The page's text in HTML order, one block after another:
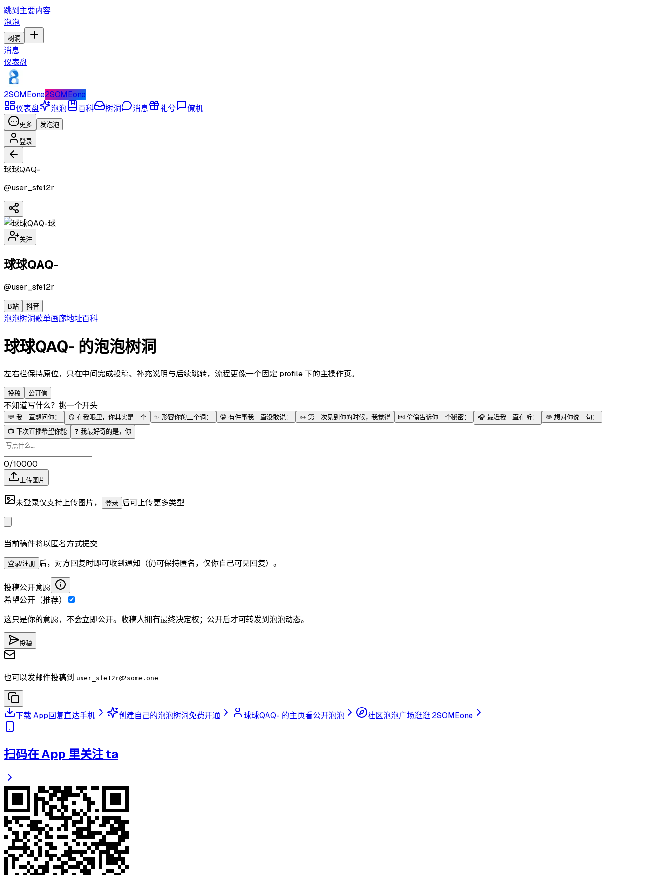
跳到主要内容
泡泡
树洞
消息
仪表盘
2SOMEone2SOMEone
仪表盘
泡泡 百科 树洞 消息 礼兮 僚机
更多 发泡泡
登录
球球QAQ-
@user_sfe12r
球
关注
球球QAQ-
@user_sfe12r
B站 抖音
泡泡树洞歌单画廊地址百科
球球QAQ- 的泡泡树洞
左右栏保持原位，只在中间完成投稿、补充说明与后续跳转，流程更像一个固定 profile 下的主操作页。
投稿 公开信
不知道写什么？挑一个开头
💬 我一直想问你： 🪞 在我眼里，你其实是一个 ✨ 形容你的三个词： 🤫 有件事我一直没敢说： 👀 第一次见到你的时候，我觉得 💌 偷偷告诉你一个秘密： 🎧 最近我一直在听： 🫶 想对你说一句：
📺 下次直播希望你能 ❓ 我最好奇的是，你
0/10000
上传图片
未登录仅支持上传图片， 登录 后可上传更多类型
当前稿件将以匿名方式提交
登录/注册 后，对方回复时即可收到通知（仍可保持匿名，仅你自己可见回复）。
投稿公开意愿
希望公开（推荐）
这只是你的意愿，不会立即公开。收稿人拥有最终决定权；公开后才可转发到泡泡动态。
投稿
也可以发邮件投稿到 user_sfe12r@2some.one
下载 App回复直达手机 创建自己的泡泡树洞免费开通 球球QAQ- 的主页看公开泡泡 社区泡泡广场逛逛 2SOMEone
扫码在 App 里关注 ta